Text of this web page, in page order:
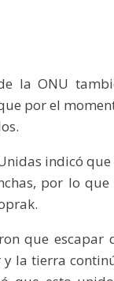
la ONU
por el
indicó
por lo
que
la tierra